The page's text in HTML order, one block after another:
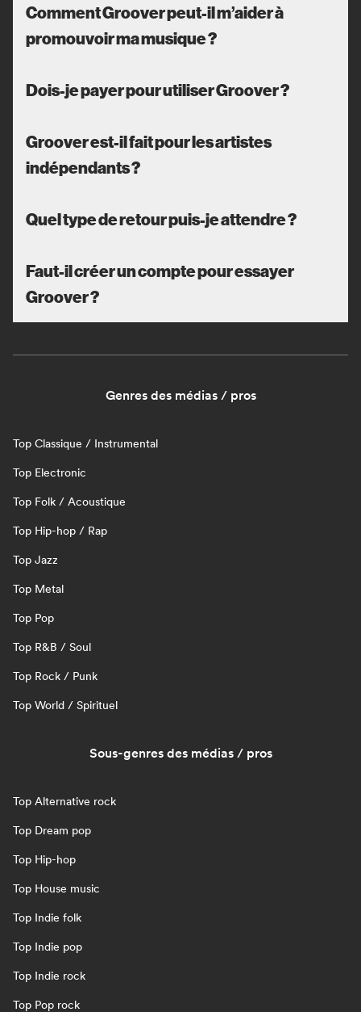
Comment Groover peut-il m’aider à
promouvoir ma musique ?
Dois-je payer pour utiliser Groover ?
Groover est-il fait pour les artistes
indépendants ?
Quel type de retour puis-je attendre ?
Faut-il créer un compte pour essayer
Groover ?
Genres des médias / pros
Top Classique / Instrumental
Top Electronic
Top Folk / Acoustique
Top Hip-hop / Rap
Top Jazz
Top Metal
Top Pop
Top R&B / Soul
Top Rock / Punk
Top World / Spirituel
Sous-genres des médias / pros
Top Alternative rock
Top Dream pop
Top Hip-hop
Top House music
Top Indie folk
Top Indie pop
Top Indie rock
Top Pop rock